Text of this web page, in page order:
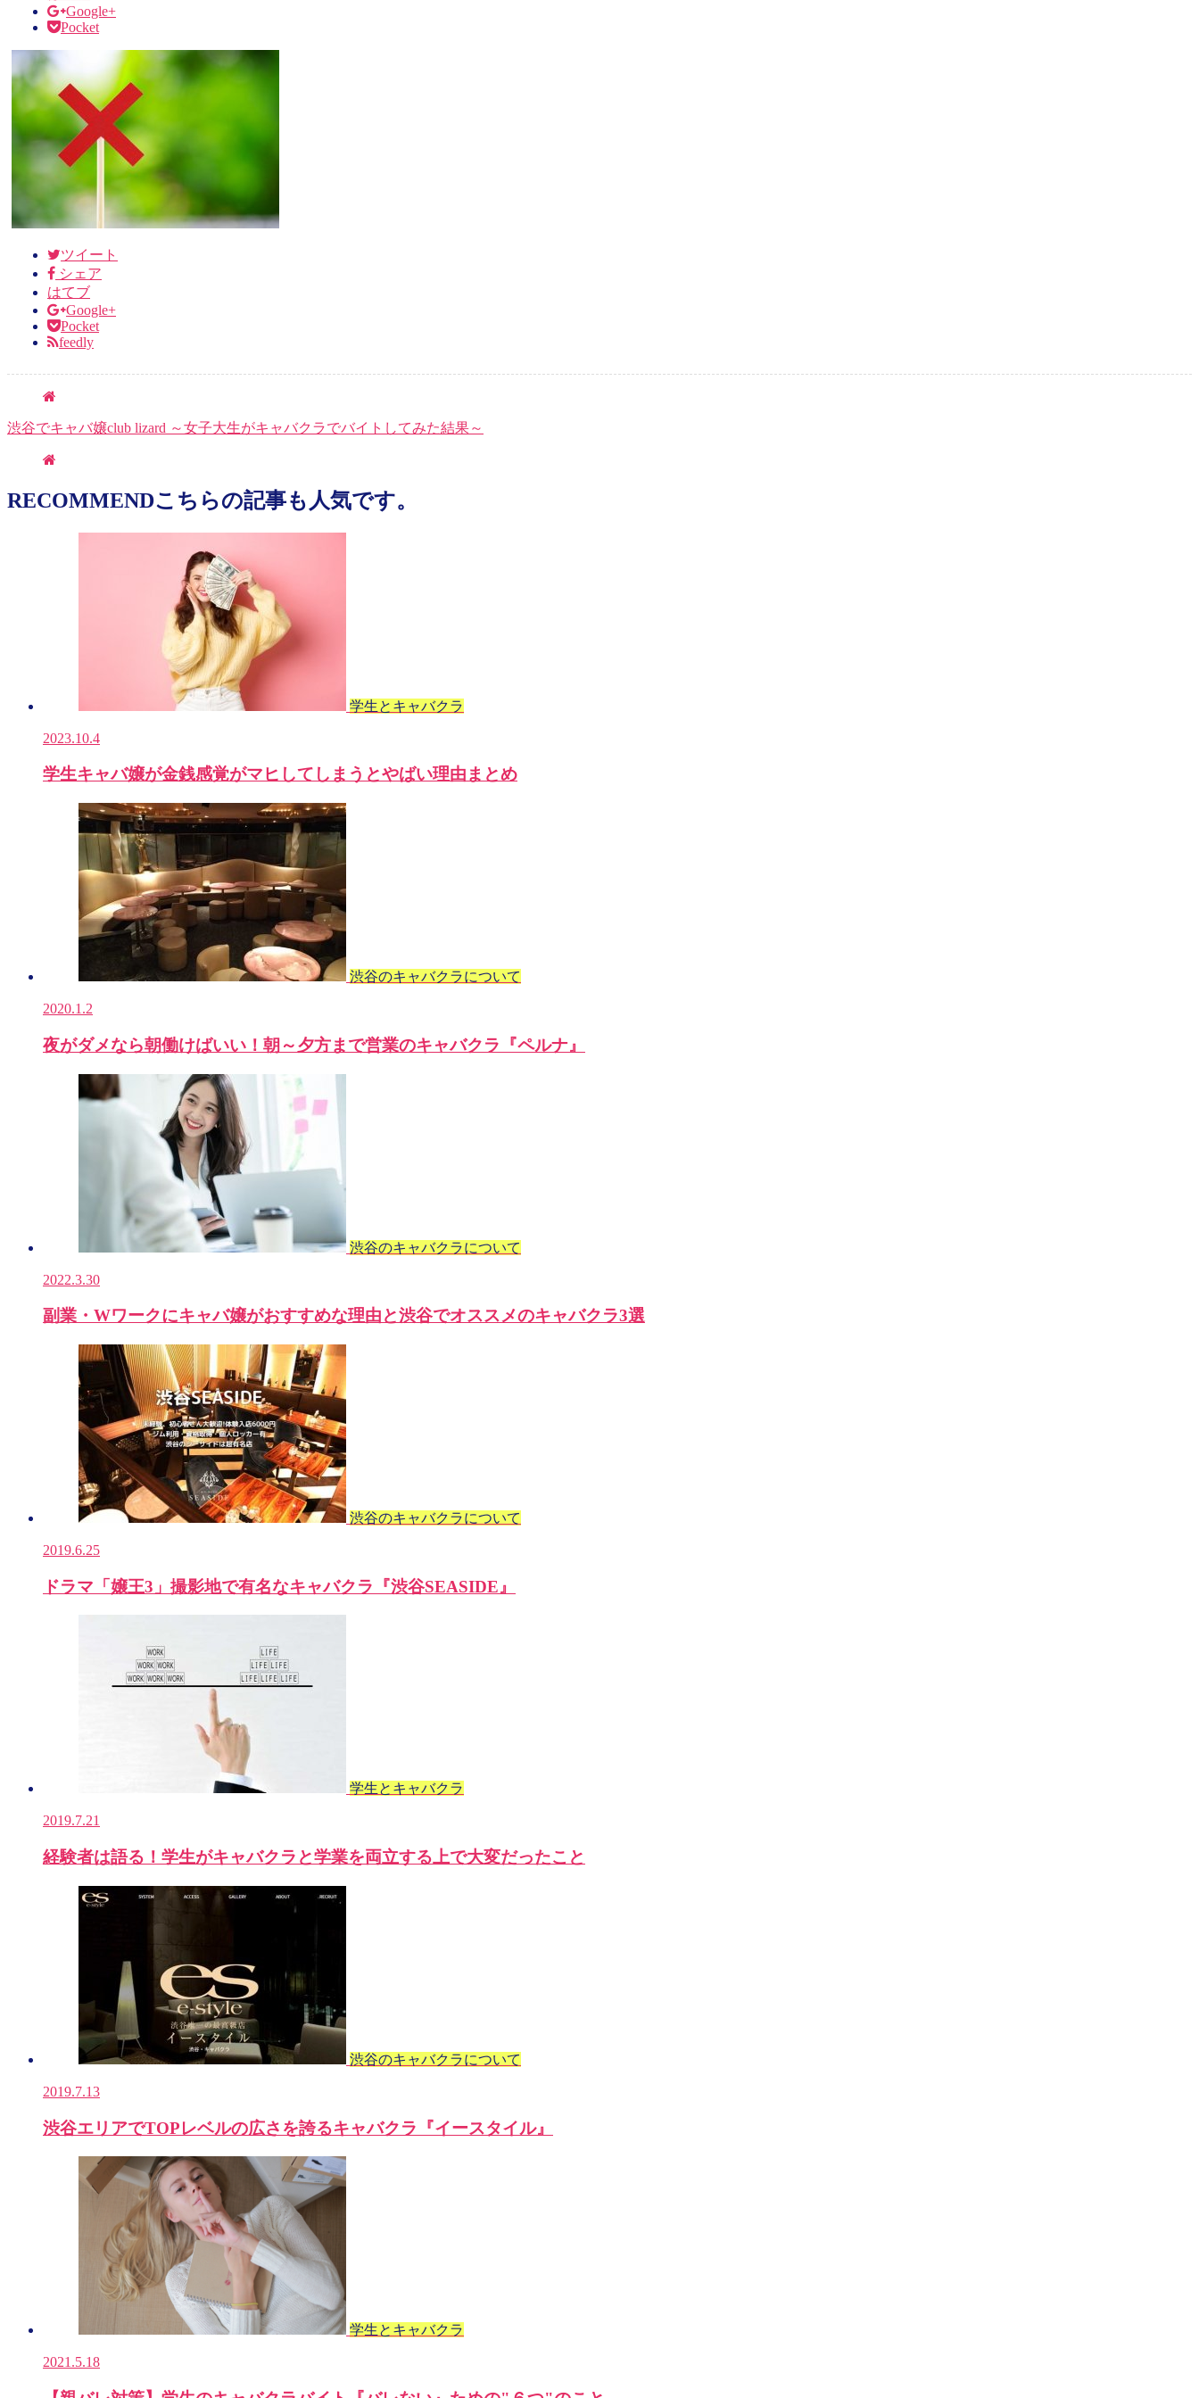
Google+
Pocket
ツイート
シェア
はてブ
Google+
Pocket
feedly
渋谷でキャバ嬢club lizard ～女子大生がキャバクラでバイトしてみた結果～
RECOMMENDこちらの記事も人気です。
学生とキャバクラ
2023.10.4
学生キャバ嬢が金銭感覚がマヒしてしまうとやばい理由まとめ
渋谷のキャバクラについて
2020.1.2
夜がダメなら朝働けばいい！朝～夕方まで営業のキャバクラ『ペルナ』
渋谷のキャバクラについて
2022.3.30
副業・Wワークにキャバ嬢がおすすめな理由と渋谷でオススメのキャバクラ3選
渋谷のキャバクラについて
2019.6.25
ドラマ「嬢王3」撮影地で有名なキャバクラ『渋谷SEASIDE』
学生とキャバクラ
2019.7.21
経験者は語る！学生がキャバクラと学業を両立する上で大変だったこと
渋谷のキャバクラについて
2019.7.13
渋谷エリアでTOPレベルの広さを誇るキャバクラ『イースタイル』
学生とキャバクラ
2021.5.18